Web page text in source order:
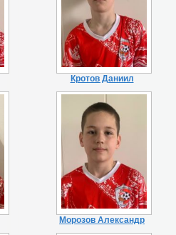
Кротов Даниил
Морозов Александр